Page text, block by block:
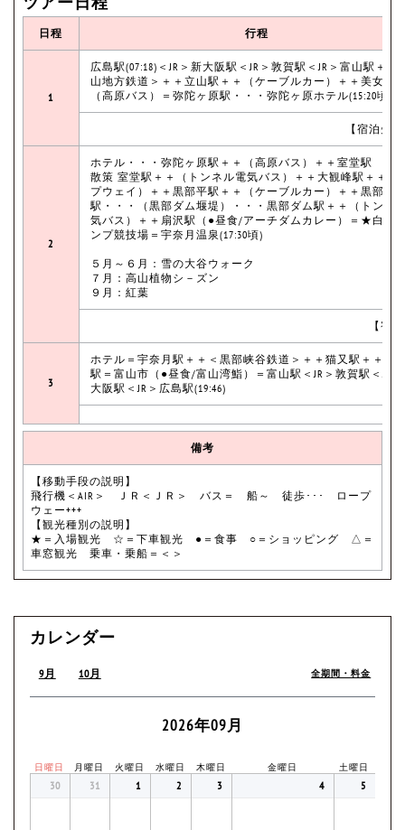
日程 行程
1
広島駅(07:18)＜JR＞新大阪駅＜JR＞敦賀駅＜JR＞富山駅＋＋
山地方鉄道＞＋＋立山駅＋＋（ケーブルカー）＋＋美女平
（高原バス）＝弥陀ヶ原駅・・・弥陀ヶ原ホテル(15:20頃)
【宿泊先
2
ホテル・・・弥陀ヶ原駅＋＋（高原バス）＋＋室堂駅 ☆
散策 室堂駅＋＋（トンネル電気バス）＋＋大観峰駅＋＋（
プウェイ）＋＋黒部平駅＋＋（ケーブルカー）＋＋黒部湖
駅・・・（黒部ダム堰堤）・・・黒部ダム駅＋＋（トンネ
気バス）＋＋扇沢駅（●昼食/アーチダムカレー）＝★白馬
ンプ競技場＝宇奈月温泉(17:30頃)
５月～６月：雪の大谷ウォーク
７月：高山植物シ－ズン
９月：紅葉
【宿
3
ホテル＝宇奈月駅＋＋＜黒部峡谷鉄道＞＋＋猫又駅＋＋宇
駅＝富山市（●昼食/富山湾鮨）＝富山駅＜JR＞敦賀駅＜JR
大阪駅＜JR＞広島駅(19:46)
備考
【移動手段の説明】
飛行機＜AIR＞ ＪＲ＜ＪＲ＞ バス＝ 船～ 徒歩･･･ ロープ
ウェー+++
【観光種別の説明】
★＝入場観光 ☆＝下車観光 ●＝食事 ○＝ショッピング △＝
車窓観光 乗車・乗船＝＜＞
カレンダー
9月 10月 全期間・料金
2026年09月
日曜日 月曜日 火曜日 水曜日 木曜日 金曜日 土曜日
30 31 1 2 3 4 5